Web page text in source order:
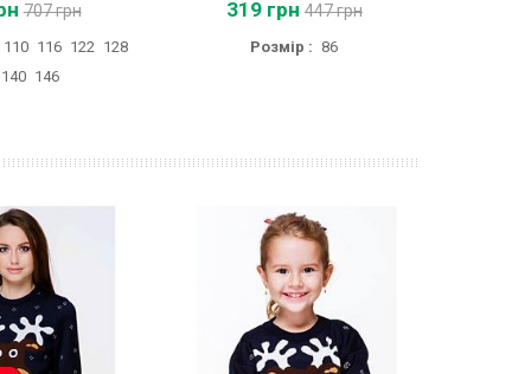
707 грн
110 116 122 128
140 146
319 грн 447 грн
Розмір : 86